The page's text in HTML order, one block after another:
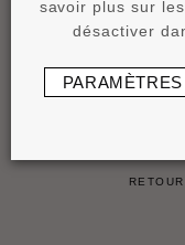
WE2
36 x 36 x 2000
16,70€/1 Pièce
savoir plus sur
désactiver